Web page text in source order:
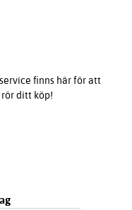
finns här för att
ditt köp!